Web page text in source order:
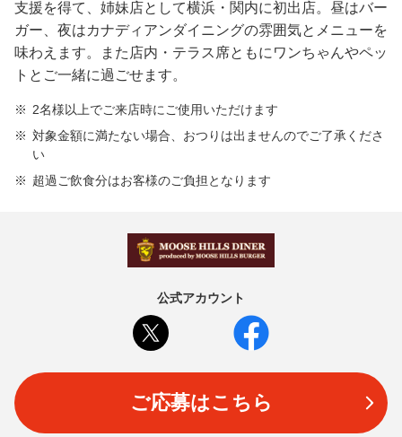
支援を得て、姉妹店として横浜・関内に初出店。昼はバー
ガー、夜はカナディアンダイニングの雰囲気とメニューを
味わえます。また店内・テラス席ともにワンちゃんやペッ
トとご一緒に過ごせます。
2名様以上でご来店時にご使用いただけます
対象金額に満たない場合、おつりは出ませんのでご了承くださ
い
超過ご飲食分はお客様のご負担となります
公式アカウント
ご応募はこちら